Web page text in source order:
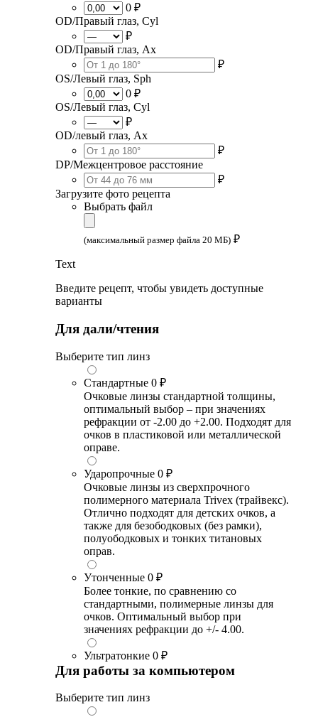
0 ₽
OD/Правый глаз, Cyl
₽
OD/Правый глаз, Ax
₽
OS/Левый глаз, Sph
0 ₽
OS/Левый глаз, Cyl
₽
OD/левый глаз, Ax
₽
DP/Межцентровое расстояние
₽
Загрузите фото рецепта
Выбрать файл
(максимальный размер файла 20 МБ) ₽
Text
Введите рецепт, чтобы увидеть доступные
варианты
Для дали/чтения
Выберите тип линз
Стандартные 0 ₽
Очковые линзы стандартной толщины,
оптимальный выбор – при значениях
рефракции от -2.00 до +2.00. Подходят для
очков в пластиковой или металлической
оправе.
Ударопрочные 0 ₽
Очковые линзы из сверхпрочного
полимерного материала Trivex (трайвекс).
Отлично подходят для детских очков, а
также для безободковых (без рамки),
полуободковых и тонких титановых
оправ.
Утонченные 0 ₽
Более тонкие, по сравнению со
стандартными, полимерные линзы для
очков. Оптимальный выбор при
значениях рефракции до +/- 4.00.
Ультратонкие 0 ₽
Для работы за компьютером
Выберите тип линз